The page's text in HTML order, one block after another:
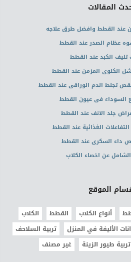
المقالات
عند القطط وافضل طرق علاجه
عظام الصدر عند القطط
تليف الكبد عند القطط
الكلوى المزمن عند القطط
تجلط الدم الوراقى عند القطط
السوداء فى عيون القطط
جلد الانف عند القطط
الغذائية عند القطط
داء السكرى عند القطط
عن اخصاء الكلاب
الموقع
أنواع الكلاب القطط
الكلاب
الأليفة في المنزل
تربية السلاحف
تربية طيور الزينة غير مصنف